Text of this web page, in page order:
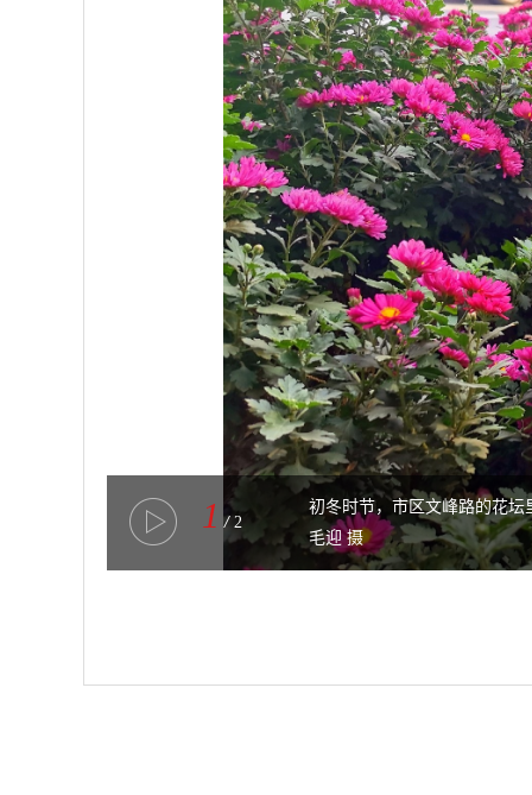
1 / 2
初冬时节，市区文峰路的花坛
毛迎 摄